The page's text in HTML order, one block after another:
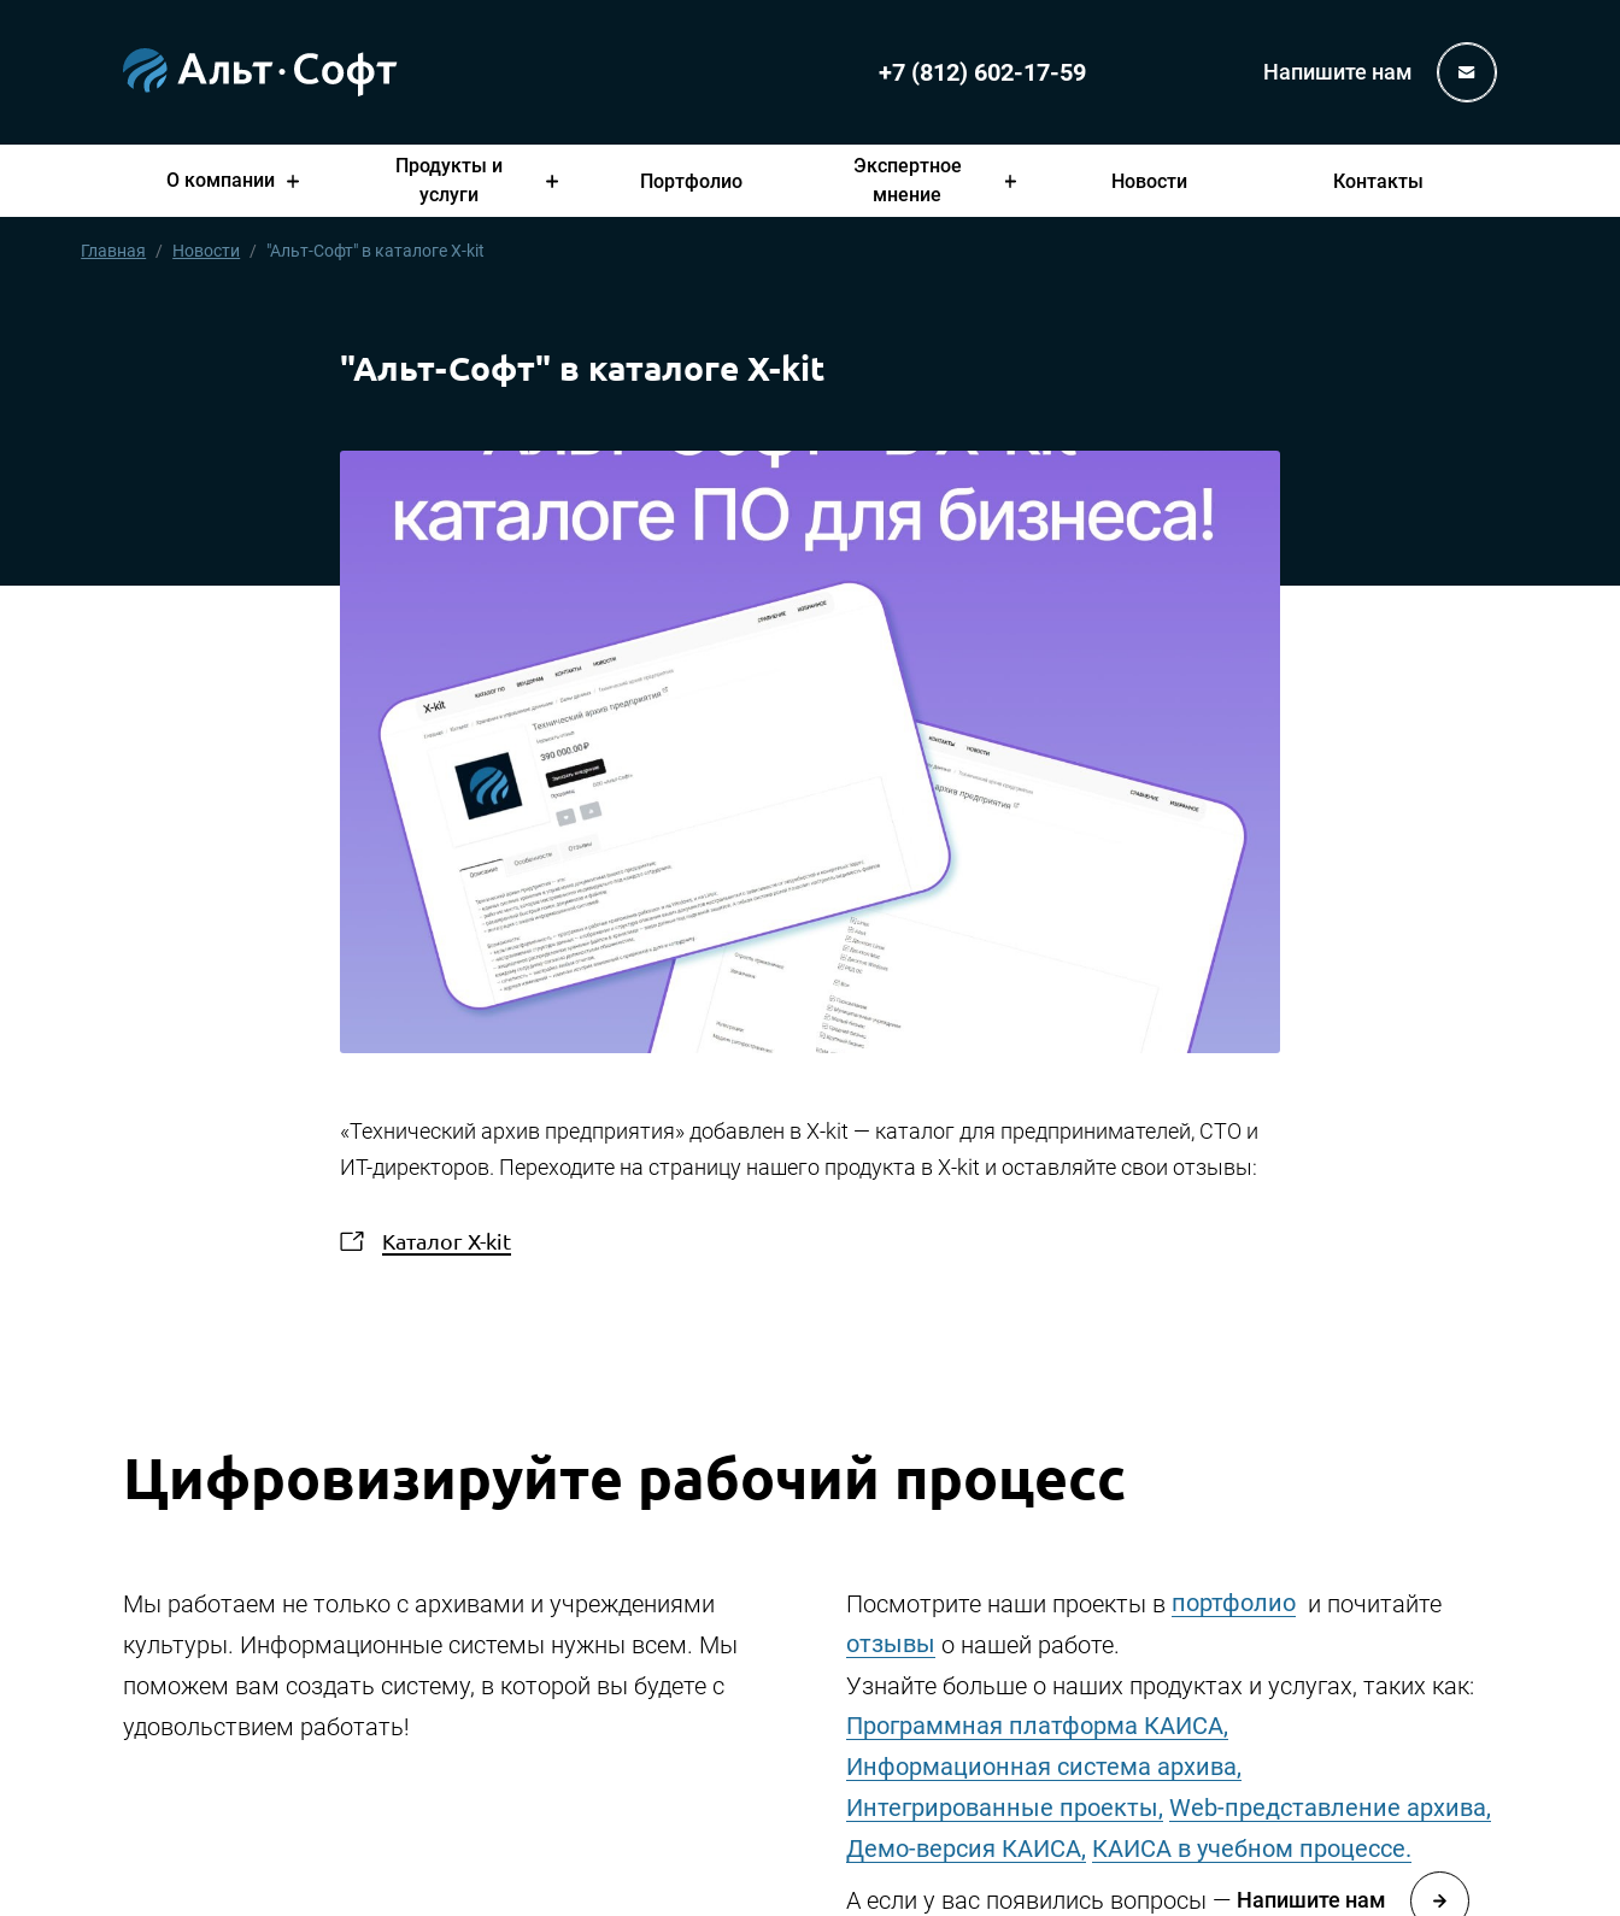
+7 (812) 602-17-59 Напишите нам
О компании
Продукты и
услуги
Портфолио
Экспертное
мнение
Новости Контакты
Главная Новости "Альт-Софт" в каталоге X-kit
"Альт-Софт" в каталоге X-kit
«Технический архив предприятия» добавлен в X-kit — каталог для предпринимателей, СТО и
ИТ-директоров. Переходите на страницу нашего продукта в X-kit и оставляйте свои отзывы:
Каталог X-kit
Цифровизируйте рабочий процесс
Мы работаем не только с архивами и учреждениями
культуры. Информационные системы нужны всем. Мы
поможем вам создать систему, в которой вы будете с
удовольствием работать!
Посмотрите наши проекты в портфолио и почитайте
отзывы о нашей работе.
Узнайте больше о наших продуктах и услугах, таких как:
Программная платформа КАИСА,
Информационная система архива,
Интегрированные проекты, Web-представление архива,
Демо-версия КАИСА, КАИСА в учебном процессе.
А если у вас появились вопросы — Напишите нам